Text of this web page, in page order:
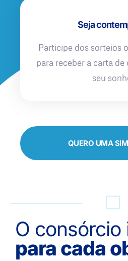
Seja
Participe dos sorteios
para receber a carta
seu
QUERO UMA
O consórcio
para cada